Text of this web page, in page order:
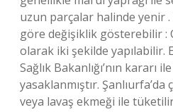
uzun parçalar halinde yenir
göre değişiklik gösterebilir :
olarak iki şekilde yapılabilir.
Sağlık Bakanlığı’nın kararı
yasaklanmıştır.
veya lavaş ekmeği ile